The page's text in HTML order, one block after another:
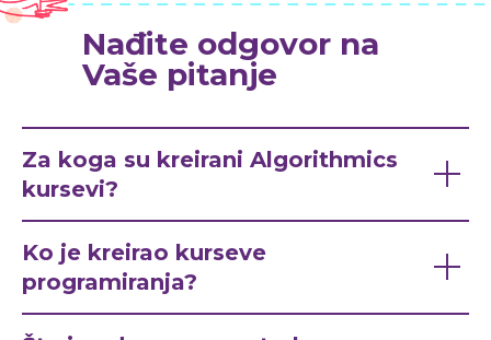
Nađite odgovor na
Vaše pitanje
Za koga su kreirani Algorithmics
kursevi?
Ko je kreirao kurseve
programiranja?